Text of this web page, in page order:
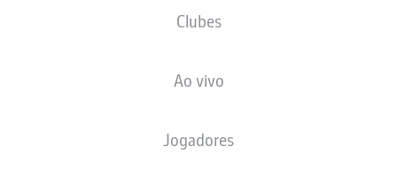
Clubes
Ao vivo
Jogadores